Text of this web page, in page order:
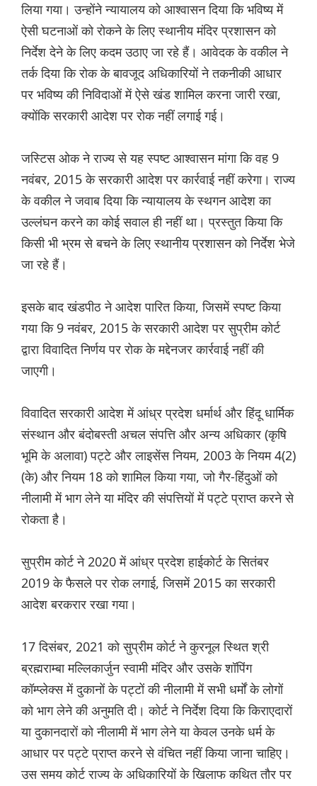
लिया गया। उन्होंने न्यायालय को आश्वासन दिया कि भविष्य में
ऐसी घटनाओं को रोकने के लिए स्थानीय मंदिर प्रशासन को
निर्देश देने के लिए कदम उठाए जा रहे हैं। आवेदक के वकील ने
तर्क दिया कि रोक के बावजूद अधिकारियों ने तकनीकी आधार
पर भविष्य की निविदाओं में ऐसे खंड शामिल करना जारी रखा,
क्योंकि सरकारी आदेश पर रोक नहीं लगाई गई।
जस्टिस ओक ने राज्य से यह स्पष्ट आश्वासन मांगा कि वह 9
नवंबर, 2015 के सरकारी आदेश पर कार्रवाई नहीं करेगा। राज्य
के वकील ने जवाब दिया कि न्यायालय के स्थगन आदेश का
उल्लंघन करने का कोई सवाल ही नहीं था। प्रस्तुत किया कि
किसी भी भ्रम से बचने के लिए स्थानीय प्रशासन को निर्देश भेजे
जा रहे हैं।
इसके बाद खंडपीठ ने आदेश पारित किया, जिसमें स्पष्ट किया
गया कि 9 नवंबर, 2015 के सरकारी आदेश पर सुप्रीम कोर्ट
द्वारा विवादित निर्णय पर रोक के मद्देनजर कार्रवाई नहीं की
जाएगी।
विवादित सरकारी आदेश में आंध्र प्रदेश धर्मार्थ और हिंदू धार्मिक
संस्थान और बंदोबस्ती अचल संपत्ति और अन्य अधिकार (कृषि
भूमि के अलावा) पट्टे और लाइसेंस नियम, 2003 के नियम 4(2)
(के) और नियम 18 को शामिल किया गया, जो गैर-हिंदुओं को
नीलामी में भाग लेने या मंदिर की संपत्तियों में पट्टे प्राप्त करने से
रोकता है।
सुप्रीम कोर्ट ने 2020 में आंध्र प्रदेश हाईकोर्ट के सितंबर
2019 के फैसले पर रोक लगाई, जिसमें 2015 का सरकारी
आदेश बरकरार रखा गया।
17 दिसंबर, 2021 को सुप्रीम कोर्ट ने कुरनूल स्थित श्री
ब्रह्मराम्बा मल्लिकार्जुन स्वामी मंदिर और उसके शॉपिंग
कॉम्प्लेक्स में दुकानों के पट्टों की नीलामी में सभी धर्मों के लोगों
को भाग लेने की अनुमति दी। कोर्ट ने निर्देश दिया कि किराएदारों
या दुकानदारों को नीलामी में भाग लेने या केवल उनके धर्म के
आधार पर पट्टे प्राप्त करने से वंचित नहीं किया जाना चाहिए।
उस समय कोर्ट राज्य के अधिकारियों के खिलाफ कथित तौर पर